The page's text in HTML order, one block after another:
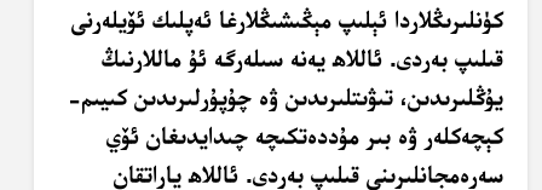
كۈنلىرىڭلاردا ئېلىپ مېڭىشىڭلارغا ئەپلىك ئۆيلەرنى
قىلىپ بەردى. ئاللاھ يەنە سىلەرگە ئۇ ماللارنىڭ
يۇڭلىرىدىن، تىۋىتلىرىدىن ۋە چۇپۇرلىرىدىن كىيىم-
كېچەكلەر ۋە بىر مۇددەتكىچە چىدايدىغان ئۆي
سەرەمجانلىرىنى قىلىپ بەردى. ئاللاھ ياراتقان